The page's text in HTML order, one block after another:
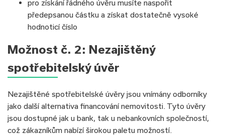
pro získání řádného úvěru musíte naspořit
předepsanou částku a získat dostatečně vysoké
hodnoticí číslo
Možnost č. 2: Nezajištěný
spotřebitelský úvěr
Nezajištěné spotřebitelské úvěry jsou vnímány odborníky
jako další alternativa financování nemovitosti. Tyto úvěry
jsou dostupné jak u bank, tak u nebankovních společností,
což zákazníkům nabízí širokou paletu možností.